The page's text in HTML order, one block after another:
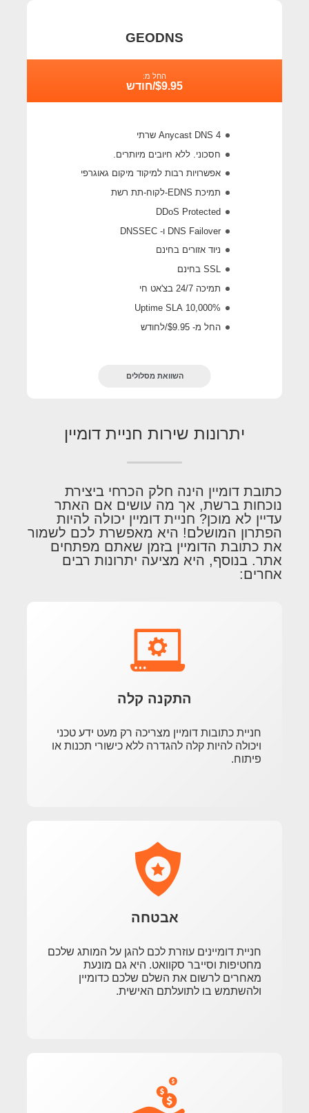
GEODNS
החל מ:
$9.95/חודש
4 Anycast DNS שרתי
חסכוני. ללא חיובים מיותרים.
אפשרויות רבות למיקוד מיקום גאוגרפי
תמיכת EDNS-לקוח-תת רשת
DDoS Protected
DNS Failover ו- DNSSEC
ניוד אזורים בחינם
SSL בחינם
תמיכה 24/7 בצ'אט חי
10,000% Uptime SLA
החל מ- $9.95/לחודש
השוואת מסלולים
יתרונות שירות חניית דומיין
כתובת דומיין הינה חלק הכרחי ביצירת
נוכחות ברשת, אך מה עושים אם האתר
עדיין לא מוכן? חניית דומיין יכולה להיות
הפתרון המושלם! היא מאפשרת לכם לשמור
את כתובת הדומיין בזמן שאתם מפתחים
אתר. בנוסף, היא מציעה יתרונות רבים
אחרים:
התקנה קלה
חניית כתובות דומיין מצריכה רק מעט ידע טכני
ויכולה להיות קלה להגדרה ללא כישורי תכנות או
פיתוח.
אבטחה
חניית דומיינים עוזרת לכם להגן על המותג שלכם
מחטיפות וסייבר סקוואט. היא גם מונעת
מאחרים לרשום את השלם שלכם כדומיין
ולהשתמש בו לתועלתם האישית.